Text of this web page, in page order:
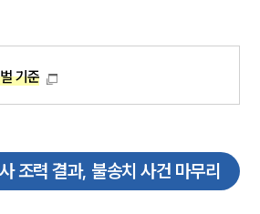
전체
기준
조력 결과, 불송치 사건 마무리